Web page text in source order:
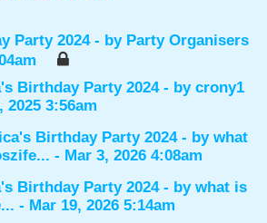
Party 2024 - by Party Organisers
Birthday Party 2024 - bycrony1
2025 3:56am
Birthday Party 2024 - bywhat
- Mar 3, 2026 4:08am
Birthday Party 2024 - bywhat is
- Mar 19, 2026 5:14am